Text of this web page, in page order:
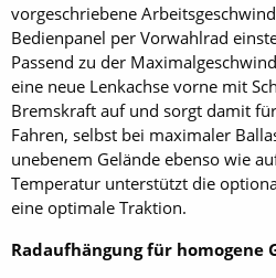
vorgeschriebene
Bedienpanel per Vorwahlrad
Passend zu der
eine neue Lenkachse vorne mit
Bremskraft auf und sorgt damit
Fahren, selbst bei maximaler
unebenem Gelände ebenso wie
Temperatur unterstützt die
eine optimale Traktion.
Radaufhängung für homogene